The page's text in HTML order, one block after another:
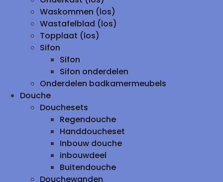
Waskommen (los)
Wastafelblad (los)
Topplaat (los)
Sifon
Sifon
Sifon onderdelen
Onderdelen badkamermeubels
Douche
Douchesets
Regendouche
Handdoucheset
Inbouw douche
inbouwdeel
Buitendouche
Douchewanden